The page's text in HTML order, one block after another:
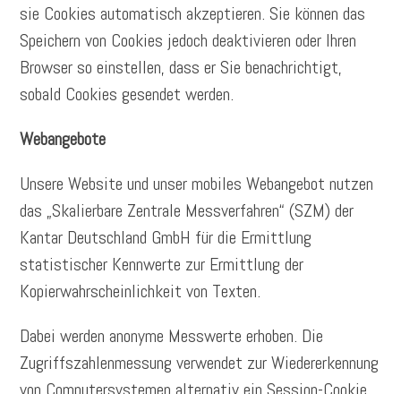
sie Cookies automatisch akzeptieren. Sie können das
Speichern von Cookies jedoch deaktivieren oder Ihren
Browser so einstellen, dass er Sie benachrichtigt,
sobald Cookies gesendet werden.
Webangebote
Unsere Website und unser mobiles Webangebot nutzen
das „Skalierbare Zentrale Messverfahren“ (SZM) der
Kantar Deutschland GmbH für die Ermittlung
statistischer Kennwerte zur Ermittlung der
Kopierwahrscheinlichkeit von Texten.
Dabei werden anonyme Messwerte erhoben. Die
Zugriffszahlenmessung verwendet zur Wiedererkennung